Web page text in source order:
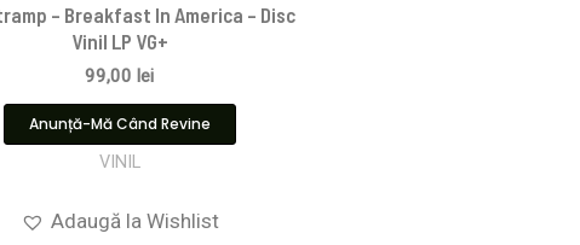
– Breakfast In America – Disc
Vinil LP VG+
99,00 lei
Anunță-Mă Când Revine
VINIL
Adaugă la Wishlist